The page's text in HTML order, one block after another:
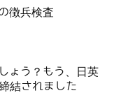
徴兵検査
ょう？もう、日英
結されました